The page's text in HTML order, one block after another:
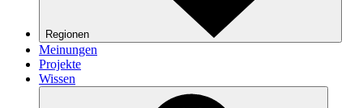
Regionen
Meinungen
Projekte
Wissen